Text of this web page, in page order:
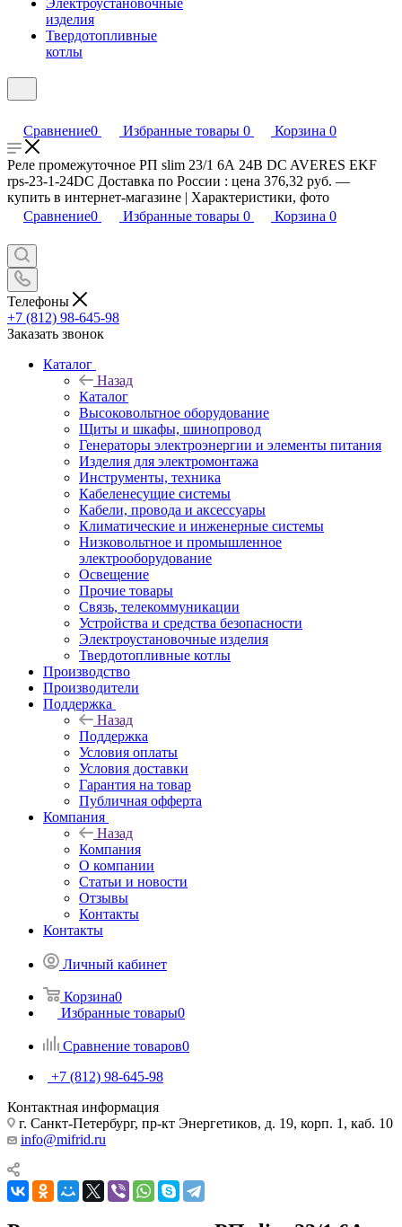
Электроустановочные
изделия
Твердотопливные
котлы
Сравнение0 Избранные товары 0 Корзина 0
Реле промежуточное РП slim 23/1 6А 24В DC AVERES EKF
rps-23-1-24DC Доставка по России : цена 376,32 руб. —
купить в интернет-магазине | Характеристики, фото
Сравнение0 Избранные товары 0 Корзина 0
Телефоны
+7 (812) 98-645-98
Заказать звонок
Каталог
Назад
Каталог
Высоковольтное оборудование
Щиты и шкафы, шинопровод
Генераторы электроэнергии и элементы питания
Изделия для электромонтажа
Инструменты, техника
Кабеленесущие системы
Кабели, провода и аксессуары
Климатические и инженерные системы
Низковольтное и промышленное
электрооборудование
Освещение
Прочие товары
Связь, телекоммуникации
Устройства и средства безопасности
Электроустановочные изделия
Твердотопливные котлы
Производство
Производители
Поддержка
Назад
Поддержка
Условия оплаты
Условия доставки
Гарантия на товар
Публичная офферта
Компания
Назад
Компания
О компании
Статьи и новости
Отзывы
Контакты
Контакты
Личный кабинет
Корзина0
Избранные товары0
Сравнение товаров0
+7 (812) 98-645-98
Контактная информация
г. Санкт-Петербург, пр-кт Энергетиков, д. 19, корп. 1, каб. 10
info@mifrid.ru